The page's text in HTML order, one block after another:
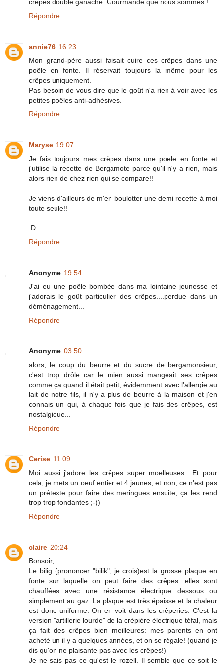
crêpes double ganache. Gourmande que nous sommes !
Répondre
annie76 16:23
Mon grand-père aussi faisait cuire ces crêpes dans une
poêle en fonte. Il réservait toujours la même pour les
crêpes uniquement.
Pas besoin de vous dire que le goût n'a rien à voir avec les
petites poêles anti-adhésives.
Répondre
Maryse 19:07
Je fais toujours mes crèpes dans une poele en fonte et
j'utilise la recette de Bergamote parce qu'il n'y a rien, mais
alors rien de chez rien qui se compare!!
Je viens d'ailleurs de m'en boulotter une demi recette à moi
toute seule!!
:D
Répondre
Anonyme 19:54
J'ai eu une poêle bombée dans ma lointaine jeunesse et
j'adorais le goût particulier des crêpes....perdue dans un
déménagement...
Répondre
Anonyme 03:50
alors, le coup du beurre et du sucre de bergamonsieur,
c'est trop drôle car le mien aussi mangeait ses crêpes
comme ça quand il était petit, évidemment avec l'allergie au
lait de notre fils, il n'y a plus de beurre à la maison et j'en
connais un qui, à chaque fois que je fais des crêpes, est
nostalgique...
Répondre
Cerise 11:09
Moi aussi j'adore les crêpes super moelleuses....Et pour
cela, je mets un oeuf entier et 4 jaunes, et non, ce n'est pas
un prétexte pour faire des meringues ensuite, ça les rend
trop trop fondantes ;-))
Répondre
claire 20:24
Bonsoir,
Le bilig (prononcer "bilik", je crois)est la grosse plaque en
fonte sur laquelle on peut faire des crêpes: elles sont
chauffées avec une résistance électrique dessous ou
simplement au gaz. La plaque est très épaisse et la chaleur
est donc uniforme. On en voit dans les crêperies. C'est la
version "artillerie lourde" de la crépière électrique téfal, mais
ça fait des crêpes bien meilleures: mes parents en ont
acheté un il y a quelques années, et on se régale! (quand je
dis qu'on ne plaisante pas avec les crêpes!)
Je ne sais pas ce qu'est le rozell. Il semble que ce soit le